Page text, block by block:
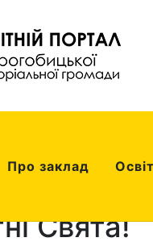
Про заклад
Свята!